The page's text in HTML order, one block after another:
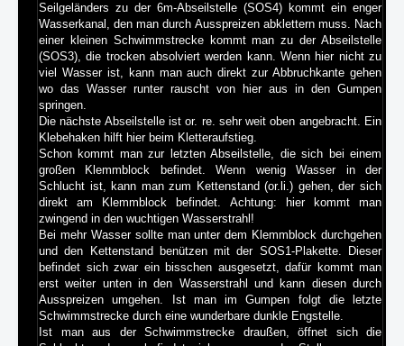
Seilgeländers zu der 6m-Abseilstelle (SOS4) kommt ein enger
Wasserkanal, den man durch Ausspreizen abklettern muss. Nach
einer kleinen Schwimmstrecke kommt man zu der Abseilstelle
(SOS3), die trocken absolviert werden kann. Wenn hier nicht zu
viel Wasser ist, kann man auch direkt zur Abbruchkante gehen
wo das Wasser runter rauscht von hier aus in den Gumpen
springen.
Die nächste Abseilstelle ist or. re. sehr weit oben angebracht. Ein
Klebehaken hilft hier beim Kletteraufstieg.
Schon kommt man zur letzten Abseilstelle, die sich bei einem
großen Klemmblock befindet. Wenn wenig Wasser in der
Schlucht ist, kann man zum Kettenstand (or.li.) gehen, der sich
direkt am Klemmblock befindet. Achtung: hier kommt man
zwingend in den wuchtigen Wasserstrahl!
Bei mehr Wasser sollte man unter dem Klemmblock durchgehen
und den Kettenstand benützen mit der SOS1-Plakette. Dieser
befindet sich zwar ein bisschen ausgesetzt, dafür kommt man
erst weiter unten in den Wasserstrahl und kann diesen durch
Ausspreizen umgehen. Ist man im Gumpen folgt die letzte
Schwimmstrecke durch eine wunderbare dunkle Engstelle.
Ist man aus der Schwimmstrecke draußen, öffnet sich die